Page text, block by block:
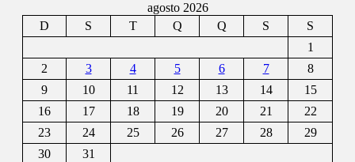
agosto 2026
D
S T Q Q S
S
1
2
3 4 5 6 7
8
9
10 11 12 13 14
15
16
17 18 19 20 21
22
23
24 25 26 27 28
29
30
31